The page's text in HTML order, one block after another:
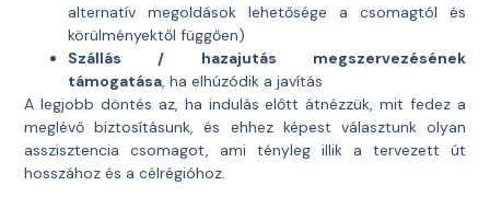
alternatív megoldások lehetősége a csomagtól és
körülményektől függően)
Szállás / hazajutás megszervezésének
támogatása, ha elhúzódik a javítás
A legjobb döntés az, ha indulás előtt átnézzük, mit fedez a
meglévő biztosításunk, és ehhez képest választunk olyan
asszisztencia csomagot, ami tényleg illik a tervezett út
hosszához és a célrégióhoz.